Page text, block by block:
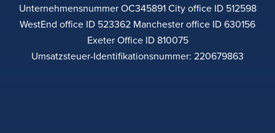
Unternehmensnummer OC345891 City office ID 512598
WestEnd office ID 523362 Manchester office ID 630156
Exeter Office ID 810075
Umsatzsteuer-Identifikationsnummer: 220679863